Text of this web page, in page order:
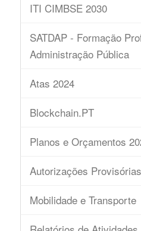
ITI CIMBSE 2030
SATDAP - Formação
Administração Pública
Atas 2024
Blockchain.PT
Planos e Orçamentos
Autorizações Provisórias
Mobilidade e Transporte